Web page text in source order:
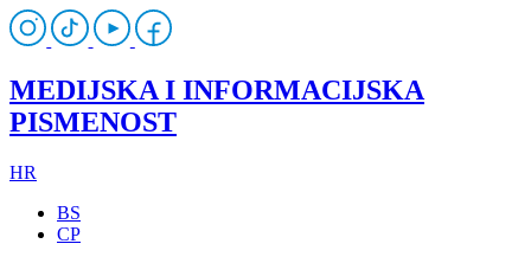
MEDIJSKA I INFORMACIJSKA
PISMENOST
HR
BS
CP